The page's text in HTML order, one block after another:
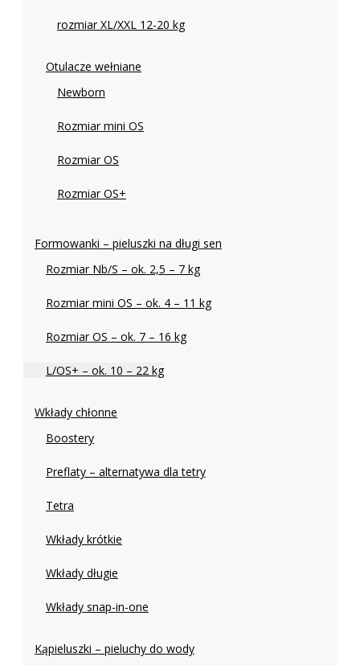
rozmiar XL/XXL 12-20 kg
Otulacze wełniane
Newborn
Rozmiar mini OS
Rozmiar OS
Rozmiar OS+
Formowanki – pieluszki na długi sen
Rozmiar Nb/S – ok. 2,5 – 7 kg
Rozmiar mini OS – ok. 4 – 11 kg
Rozmiar OS – ok. 7 – 16 kg
L/OS+ – ok. 10 – 22 kg
Wkłady chłonne
Boostery
Preflaty – alternatywa dla tetry
Tetra
Wkłady krótkie
Wkłady długie
Wkłady snap-in-one
Kąpieluszki – pieluchy do wody